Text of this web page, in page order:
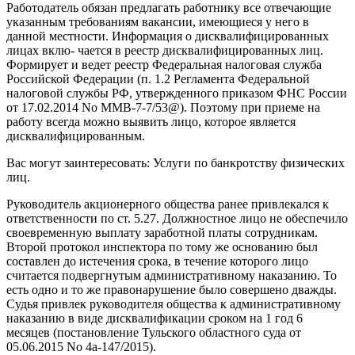
Работодатель обязан предлагать работнику все отвечающие
указанным требованиям вакансии, имеющиеся у него в
данной местности. Информация о дисквалифицированных
лицах вклю- чается в реестр дисквалифицированных лиц.
Формирует и ведет реестр Федеральная налоговая служба
Российской Федерации (п. 1.2 Регламента Федеральной
налоговой службы РФ, утвержденного приказом ФНС России
от 17.02.2014 No ММВ-7-7/53@). Поэтому при приеме на
работу всегда можно выявить лицо, которое является
дисквалифицированным.
Вас могут заинтересовать: Услуги по банкротству физических
лиц.
Руководитель акционерного общества ранее привлекался к
ответственности по ст. 5.27. Должностное лицо не обеспечило
своевременную выплату заработной платы сотрудникам.
Второй протокол инспектора по тому же основанию был
составлен до истечения срока, в течение которого лицо
считается подвергнутым административному наказанию. То
есть одно и то же правонарушение было совершено дважды.
Судья привлек руководителя общества к административному
наказанию в виде дисквалификации сроком на 1 год 6
месяцев (постановление Тульского областного суда от
05.06.2015 No 4а-147/2015).